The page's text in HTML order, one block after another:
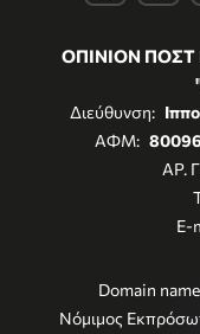
ΟΠΙΝΙΟΝ ΠΟΣΤ
Διεύθυνση:
ΑΦΜ:
ΑΡ.
E-
Domain
Νόμιμος